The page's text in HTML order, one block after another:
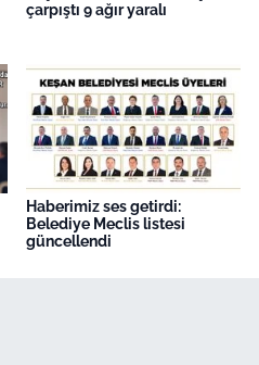
çarpıştı 9 ağır yaralı
Haberimiz ses getirdi:
Belediye Meclis listesi
güncellendi